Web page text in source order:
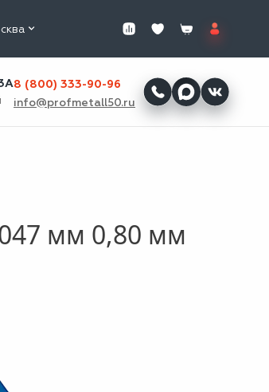
8 (800) 333-90-96
info@profmetall50.ru
мм 0,80 мм